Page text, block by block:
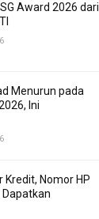
Award 2026 dari
Menurun pada
Ini
Kredit, Nomor HP